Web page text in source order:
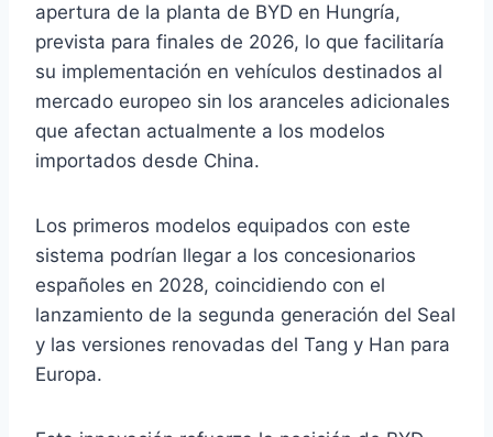
apertura de la planta de BYD en Hungría,
prevista para finales de 2026, lo que facilitaría
su implementación en vehículos destinados al
mercado europeo sin los aranceles adicionales
que afectan actualmente a los modelos
importados desde China.
Los primeros modelos equipados con este
sistema podrían llegar a los concesionarios
españoles en 2028, coincidiendo con el
lanzamiento de la segunda generación del Seal
y las versiones renovadas del Tang y Han para
Europa.